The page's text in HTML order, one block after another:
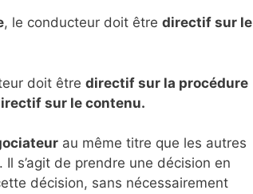
, le conducteur doit être directif sur le
doit être directif sur la procédure
sur le contenu.
au même titre que les autres
s’agit de prendre une décision en
décision, sans nécessairement